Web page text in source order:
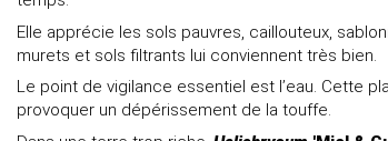
Elle apprécie les sols pauvres, caillouteux,
murets et sols filtrants lui conviennent très bien.
Le point de vigilance essentiel est l’eau. Cette
provoquer un dépérissement de la touffe.